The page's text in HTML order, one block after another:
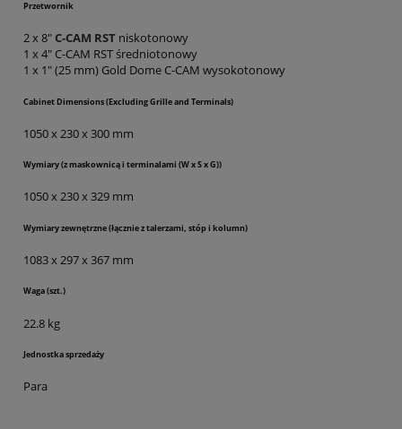
Przetwornik
2 x 8"C-CAM RST niskotonowy
1 x 4" C-CAM RST średniotonowy
1 x 1" (25 mm) Gold Dome C-CAM wysokotonowy
Cabinet Dimensions (Excluding Grille and Terminals)
1050 x 230 x 300 mm
Wymiary (z maskownicą i terminalami (W x S x G))
1050 x 230 x 329 mm
Wymiary zewnętrzne (łącznie z talerzami, stóp i kolumn)
1083 x 297 x 367 mm
Waga (szt.)
22.8 kg
Jednostka sprzedaży
Para